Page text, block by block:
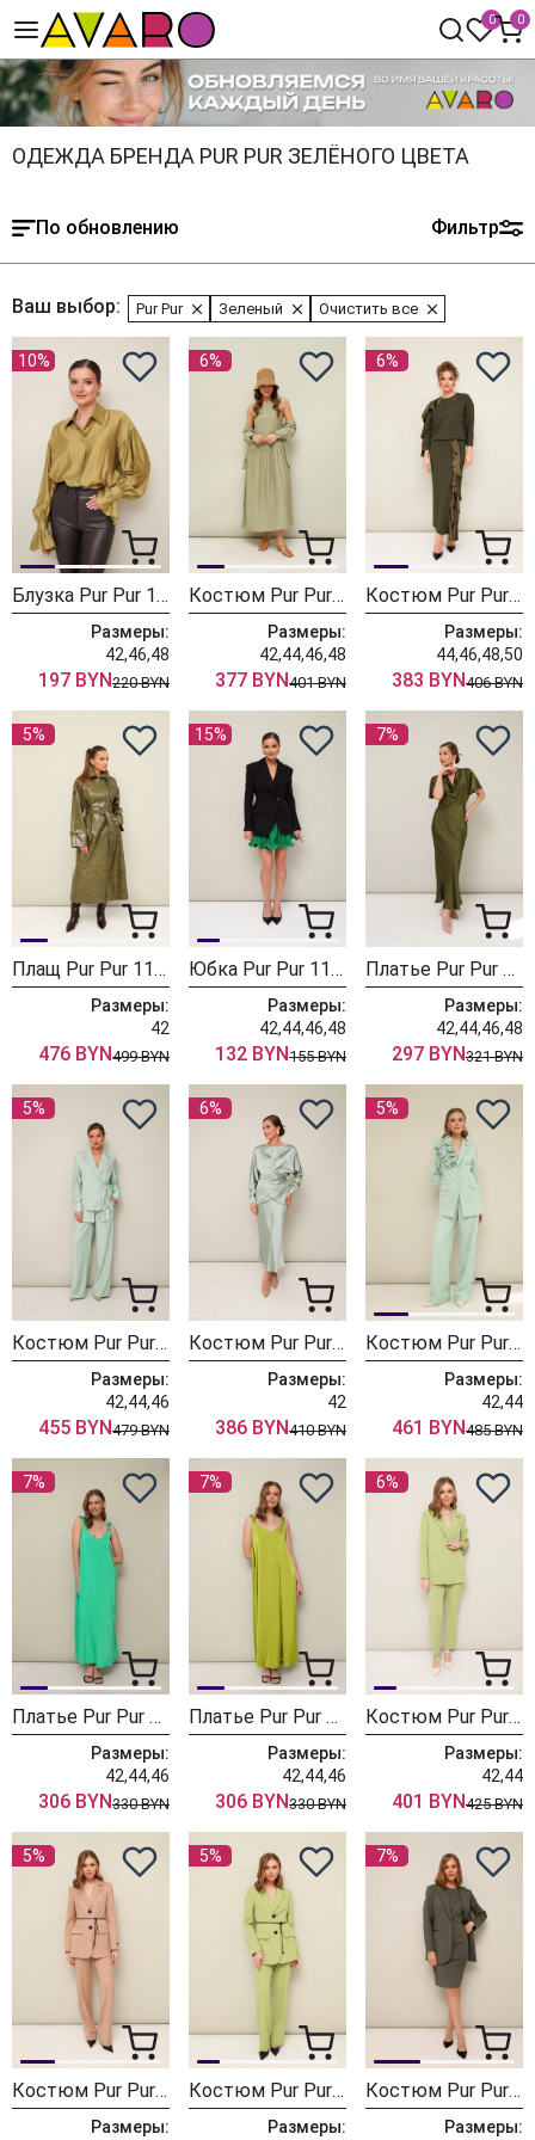
0 0
ОДЕЖДА БРЕНДА PUR PUR ЗЕЛЁНОГО ЦВЕТА
По обновлению Фильтр
Ваш выбор: Pur Pur Зеленый Очистить все
10%
Блузка Pur Pur 11-460-1
Размеры:
42,46,48
197 BYN220 BYN
6%
Костюм Pur Pur 11-394-2
Размеры:
42,44,46,48
377 BYN401 BYN
6%
Костюм Pur Pur 11-435-1
Размеры:
44,46,48,50
383 BYN406 BYN
5%
Плащ Pur Pur 11-415
Размеры:
42
476 BYN499 BYN
15%
Юбка Pur Pur 11-398-1
Размеры:
42,44,46,48
132 BYN155 BYN
7%
Платье Pur Pur 11-393
Размеры:
42,44,46,48
297 BYN321 BYN
5%
Костюм Pur Pur 11-384-2
Размеры:
42,44,46
455 BYN479 BYN
6%
Костюм Pur Pur 11-345-6
Размеры:
42
386 BYN410 BYN
5%
Костюм Pur Pur 11-307-6
Размеры:
42,44
461 BYN485 BYN
7%
Платье Pur Pur 11-342-3
Размеры:
42,44,46
306 BYN330 BYN
7%
Платье Pur Pur 11-342-2
Размеры:
42,44,46
306 BYN330 BYN
6%
Костюм Pur Pur 11-359
Размеры:
42,44
401 BYN425 BYN
5%
Костюм Pur Pur 11-051/19
Размеры:
5%
Костюм Pur Pur 11-051/20
Размеры:
7%
Костюм Pur Pur 11-321/1
Размеры: